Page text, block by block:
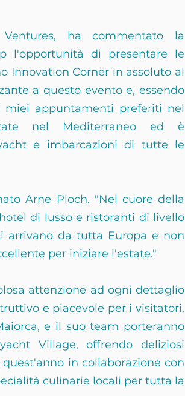
ha commentato la
l'opportunità di presentare le
Innovation Corner in assoluto al
a questo evento e, essendo
miei appuntamenti preferiti nel
nel Mediterraneo ed è
e imbarcazioni di tutte le
Arne Ploch. "Nel cuore della
di lusso e ristoranti di livello
arrivano da tutta Europa e non
per iniziare l'estate."
attenzione ad ogni dettaglio
e piacevole per i visitatori.
e il suo team porteranno
Village, offrendo deliziosi
in collaborazione con
culinarie locali per tutta la